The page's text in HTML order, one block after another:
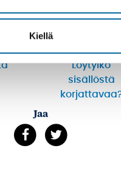
Kiellä
Löytyikö
sisällöstä
Jaa